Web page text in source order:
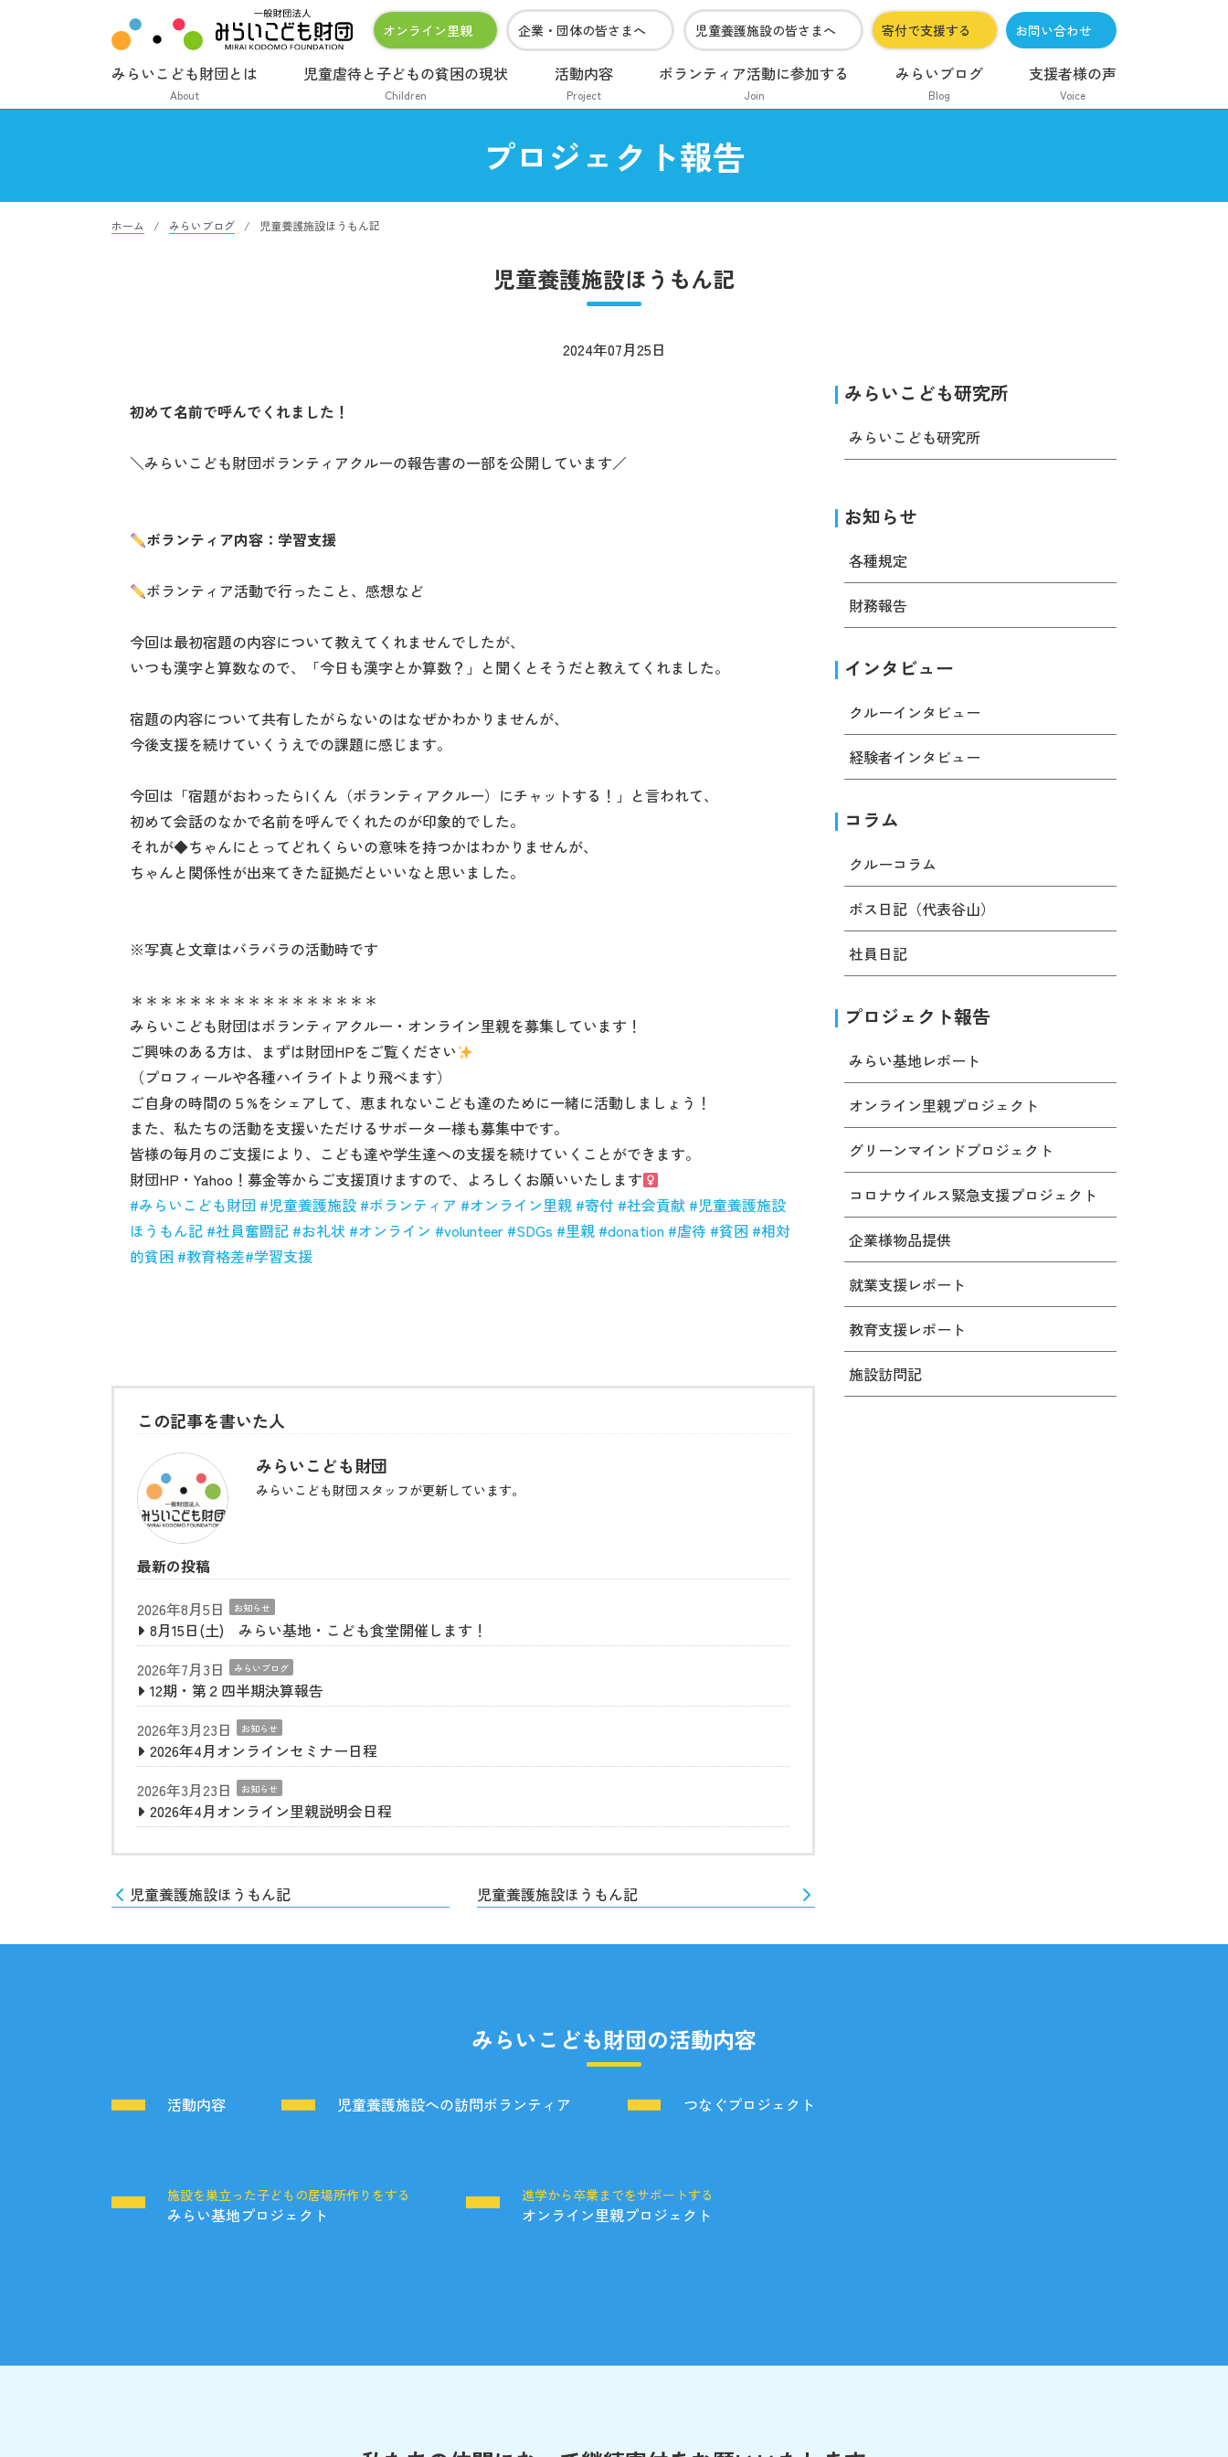
オンライン里親 企業・団体の皆さまへ 児童養護施設の皆さまへ 寄付で支援する お問い合わせ
みらいこども財団とは
About
児童虐待と子どもの貧困の現状
Children
活動内容
Project
ボランティア活動に参加する
Join
みらいブログ
Blog
支援者様の声
Voice
プロジェクト報告
ホーム みらいブログ 児童養護施設ほうもん記
児童養護施設ほうもん記
2024年07月25日
初めて名前で呼んでくれました！
＼みらいこども財団ボランティアクルーの報告書の一部を公開しています／
ボランティア内容：学習支援
ボランティア活動で行ったこと、感想など
今回は最初宿題の内容について教えてくれませんでしたが、
いつも漢字と算数なので、「今日も漢字とか算数？」と聞くとそうだと教えてくれました。
宿題の内容について共有したがらないのはなぜかわかりませんが、
今後支援を続けていくうえでの課題に感じます。
今回は「宿題がおわったらIくん（ボランティアクルー）にチャットする！」と言われて、
初めて会話のなかで名前を呼んでくれたのが印象的でした。
それが◆ちゃんにとってどれくらいの意味を持つかはわかりませんが、
ちゃんと関係性が出来てきた証拠だといいなと思いました。
※写真と文章はバラバラの活動時です
＊＊＊＊＊＊＊＊＊＊＊＊＊＊＊＊＊
みらいこども財団はボランティアクルー・オンライン里親を募集しています！
ご興味のある方は、まずは財団HPをご覧ください
（プロフィールや各種ハイライトより飛べます）
ご自身の時間の５%をシェアして、恵まれないこども達のために一緒に活動しましょう！
また、私たちの活動を支援いただけるサポーター様も募集中です。
皆様の毎月のご支援により、こども達や学生達への支援を続けていくことができます。
財団HP・Yahoo！募金等からご支援頂けますので、よろしくお願いいたします‍‍
#みらいこども財団 #児童養護施設 #ボランティア #オンライン里親 #寄付 #社会貢献 #児童養護施設
ほうもん記 #社員奮闘記 #お礼状 #オンライン #volunteer #SDGs #里親 #donation #虐待 #貧困 #相対
的貧困 #教育格差#学習支援
この記事を書いた人
みらいこども財団
みらいこども財団スタッフが更新しています。
最新の投稿
2026年8月5日
お知らせ
8月15日(土) みらい基地・こども食堂開催します！
2026年7月3日
みらいブログ
12期・第２四半期決算報告
2026年3月23日
お知らせ
2026年4月オンラインセミナー日程
2026年3月23日
お知らせ
2026年4月オンライン里親説明会日程
児童養護施設ほうもん記 児童養護施設ほうもん記
みらいこども研究所
みらいこども研究所
お知らせ
各種規定
財務報告
インタビュー
クルーインタビュー
経験者インタビュー
コラム
クルーコラム
ボス日記（代表谷山）
社員日記
プロジェクト報告
みらい基地レポート
オンライン里親プロジェクト
グリーンマインドプロジェクト
コロナウイルス緊急支援プロジェクト
企業様物品提供
就業支援レポート
教育支援レポート
施設訪問記
みらいこども財団の活動内容
活動内容 児童養護施設への訪問ボランティア つなぐプロジェクト
施設を巣立った子どもの居場所作りをする
みらい基地プロジェクト
進学から卒業までをサポートする
オンライン里親プロジェクト